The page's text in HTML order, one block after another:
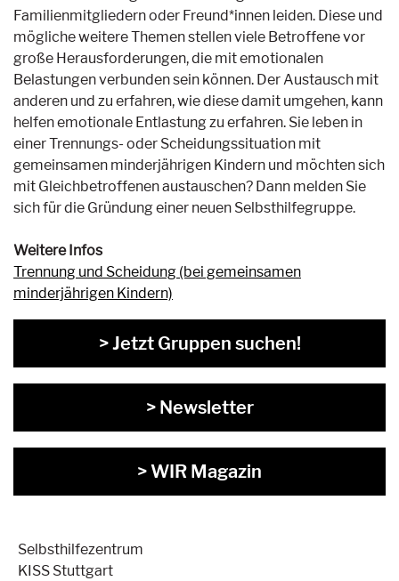
Familienmitgliedern oder Freund*innen leiden. Diese und
mögliche weitere Themen stellen viele Betroffene vor
große Herausforderungen, die mit emotionalen
Belastungen verbunden sein können. Der Austausch mit
anderen und zu erfahren, wie diese damit umgehen, kann
helfen emotionale Entlastung zu erfahren. Sie leben in
einer Trennungs- oder Scheidungssituation mit
gemeinsamen minderjährigen Kindern und möchten sich
mit Gleichbetroffenen austauschen? Dann melden Sie
sich für die Gründung einer neuen Selbsthilfegruppe.
Weitere Infos
Trennung und Scheidung (bei gemeinsamen
minderjährigen Kindern)
> Jetzt Gruppen suchen!
> Newsletter
> WIR Magazin
Selbsthilfezentrum
KISS Stuttgart